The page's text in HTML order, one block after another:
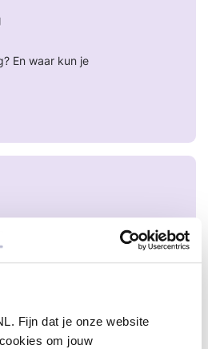
Fijn dat je onze website
om jouw
En waar kun je
met de